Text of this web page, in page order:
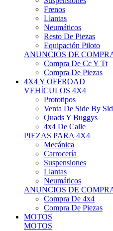
Llantas
Neumáticos
Resto De Piezas
Equipación Piloto
ANUNCIOS DE COMPRA
Compra De Cc Y Tt
Compra De Piezas
4X4 Y OFFROAD
VEHÍCULOS 4X4
Prototipos
Venta De Side By Side
Quads Y Buggys
4x4 De Calle
PIEZAS PARA 4X4
Mecánica
Carrocería
Suspensiones
Llantas
Neumáticos
ANUNCIOS DE COMPRA
Compra De 4x4
Compra De Piezas
MOTOS
MOTOS
Motos De Circuito